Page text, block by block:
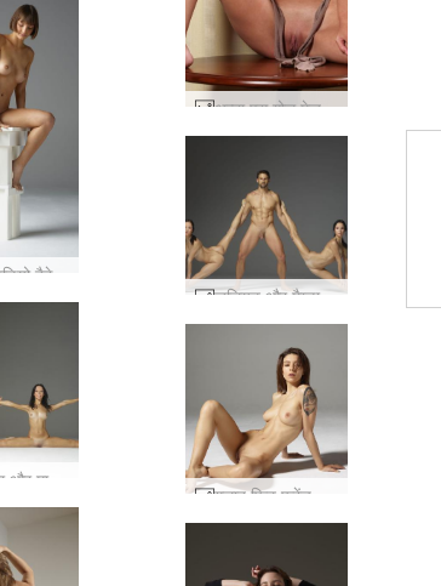
अन्ना एस गोल मेज #19
फ्लोरा स्टूडियो बैठे #16
जूलियट और मैग्डालेना काल्पनिक आंकड़े #44